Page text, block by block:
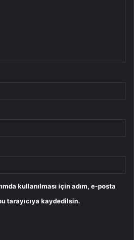
kullanılması için adım, e-posta
tarayıcıya kaydedilsin.